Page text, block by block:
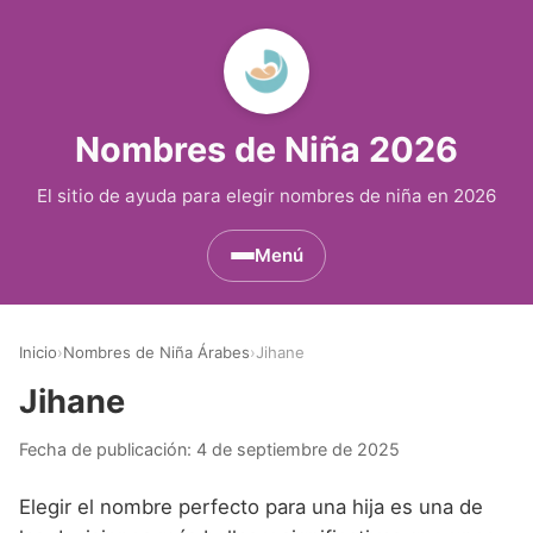
Nombres de Niña 2026
El sitio de ayuda para elegir nombres de niña en 2026
Menú
Nombres de Niña que empiezan por D
Nombres de Niña Egipcios
Nombres de Niña Americanos
Inicio›Nombres de Niña Árabes›Jihane
Jihane
Fecha de publicación: 4 de septiembre de 2025
Elegir el nombre perfecto para una hija es una de